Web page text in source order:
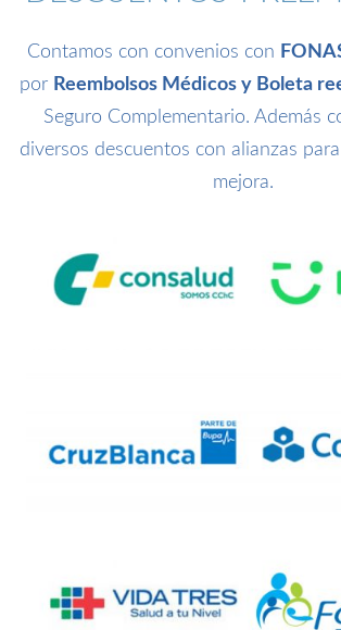
Contamos con convenios con
por Reembolsos Médicos y Boleta
Seguro Complementario. Además
diversos descuentos con alianzas
mejora.